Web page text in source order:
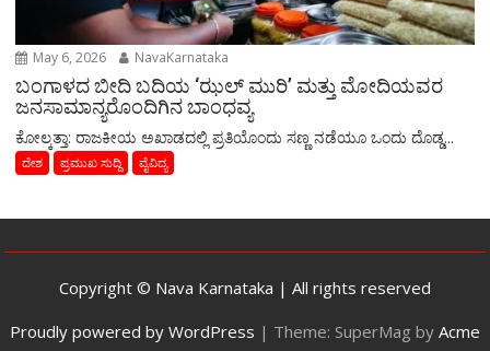
May 6, 2026 NavaKarnataka
ಬಂಗಾಳದ ಬೀದಿ ಬದಿಯ ‘ಝಲ್ ಮುರಿ’ ಮತ್ತು ಮೋದಿಯವರ
ಜನಸಾಮಾನ್ಯರೊಂದಿಗಿನ ಬಾಂಧವ್ಯ
​ಕೋಲ್ಕತ್ತಾ: ರಾಜಕೀಯ ಅಖಾಡದಲ್ಲಿ ಪ್ರತಿಯೊಂದು ಸಣ್ಣ ನಡೆಯೂ ಒಂದು ದೊಡ್ಡ...
ದೇಶ ಪ್ರಮುಖ ಸುದ್ದಿ ವೈವಿದ್ಯ
Copyright © Nava Karnataka | All rights reserved
Proudly powered by WordPress | Theme: SuperMag by Acme